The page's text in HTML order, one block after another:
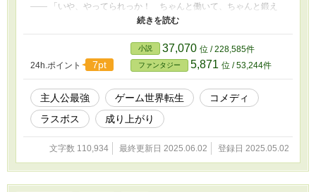
―― 「いや、やってられっか！ ちゃんと働いて、ちゃんと鍛え
て、普通に生き延びてやる！」 そんなわけで、名前を「アルク
兵士に応募し、スローで安定した生活を目指すことに。 けれども
―― 「アルクスさん、魔物の大群を一人で蹴散らしたってマジで
すか!?」 「えっ、勇者様より強くないですか？」 「……お前、何
者だ？」 周囲がそんな主人公を放ってはおけない。 これは努
力して最強となったラスボスが、元敵国で成り上がり、いずれは世
界を救うまでの物語。 ★お知らせ 第１章は全５部構成で１１万
字書き溜めできています。 GW（６日）までは８時と１８時の２
２時更新』になります。 ※本作は『カクヨム』『小説家になろ
う』にて同時連載されております。
24h.ポイント 7pt
小説 37,070 位 / 228,585件
ファンタジー 5,871 位 / 53,244件
主人公最強 ゲーム世界転生
コメディ
ラスボス
成り上がり
文字数 110,934 最終更新日 2025.06.02 登録日 2025.05.02